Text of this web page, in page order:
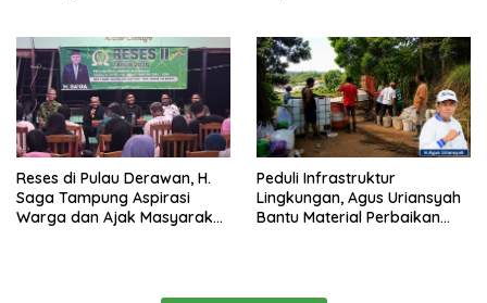
Reses di Pulau Derawan, H.
Saga Tampung Aspirasi
Warga dan Ajak Masyarakat
Peduli Infrastruktur
Lingkungan, Agus Uriansyah
Bantu Material Perbaikan